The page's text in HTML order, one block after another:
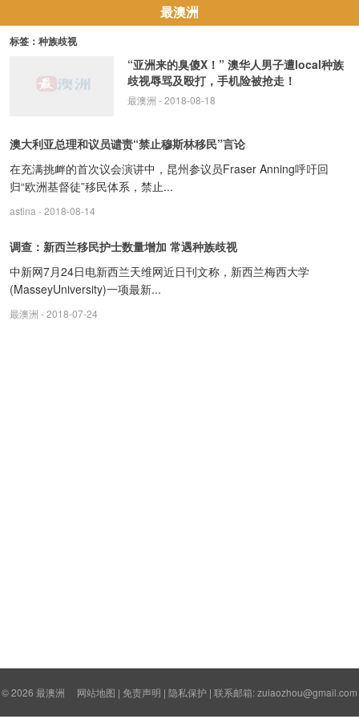
最澳洲
标签：种族歧视
“亚洲来的臭傻X！” 澳华人男子遭local种族
歧视辱骂及殴打，手机险被抢走！
最澳洲 - 2018-08-18
澳大利亚总理和议员谴责“禁止穆斯林移民”言论
在充满挑衅的首次议会演讲中，昆州参议员Fraser Anning呼吁回
归“欧洲基督徒”移民体系，禁止...
astina - 2018-08-14
调查：新西兰移民护士数量增加 常遇种族歧视
中新网7月24日电新西兰天维网近日刊文称，新西兰梅西大学
(MasseyUniversity)一项最新...
最澳洲 - 2018-07-24
© 2026 最澳洲 网站地图 | 免责声明 | 隐私保护 | 联系邮箱: zuiaozhou@gmail.com